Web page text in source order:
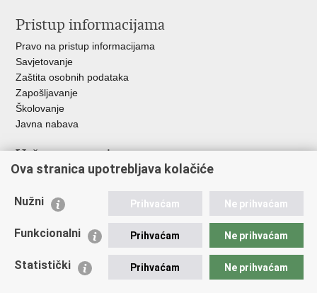
Pristup informacijama
Pravo na pristup informacijama
Savjetovanje
Zaštita osobnih podataka
Zapošljavanje
Školovanje
Javna nabava
Važne poveznice
Ministarstvo unutarnjih poslova
Udruge
Policijska akademija
Zaklada policijske solidarnosti
Ova stranica upotrebljava kolačiće
Nužni Prihvaćam Ne prihvaćam
Funkcionalni Prihvaćam Ne prihvaćam
Statistički Prihvaćam Ne prihvaćam